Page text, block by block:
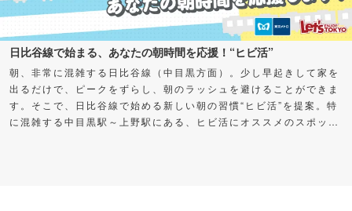
日比谷線で始まる、あなたの朝時間を応援！“ヒビ活”
朝、非常に混雑する日比谷線（中目黒方面）。少し早起きして家を
出るだけで、ピークをずらし、朝のラッシュを避けることができま
す。そこで、日比谷線で始める新しい朝の習慣“ヒビ活”を提案。特
に混雑する中目黒駅～上野駅にある、ヒビ活にオススメのスポット